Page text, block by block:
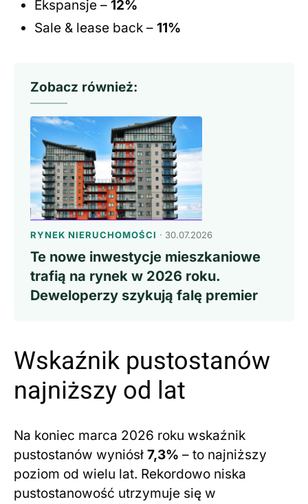
Ekspansje – 12%
Sale & lease back – 11%
Zobacz również:
RYNEK NIERUCHOMOŚCI · 30.07.2026
Te nowe inwestycje mieszkaniowe
trafią na rynek w 2026 roku.
Deweloperzy szykują falę premier
Wskaźnik pustostanów
najniższy od lat
Na koniec marca 2026 roku wskaźnik
pustostanów wyniósł 7,3% – to najniższy
poziom od wielu lat. Rekordowo niska
pustostanowość utrzymuje się w